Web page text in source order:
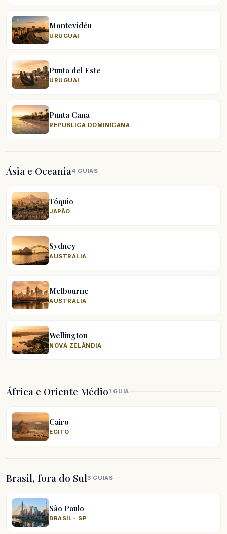
Montevidéu
URUGUAI
Punta del Este
URUGUAI
Punta Cana
REPÚBLICA DOMINICANA
Ásia e Oceania4 GUIAS
Tóquio
JAPÃO
Sydney
AUSTRÁLIA
Melbourne
AUSTRÁLIA
Wellington
NOVA ZELÂNDIA
África e Oriente Médio1 GUIA
Cairo
EGITO
Brasil, fora do Sul3 GUIAS
São Paulo
BRASIL · SP